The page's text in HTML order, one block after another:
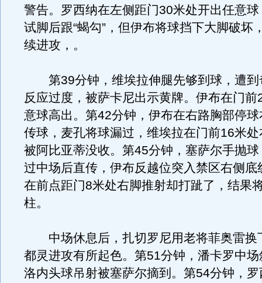
警告。罗西纳在左侧距门30米处开出任意
试脚后跟“蝎勾”，但伊布将球挡下大脚破坏
续进攻，。
第39分钟，维埃拉伸腿先够到球，遭到
反应过度，被萨卡尼出示黄牌。伊布在门前
意球高出。第42分钟，伊布在右路胸部停
传球，麦孔将球漏过，维埃拉在门前16米
被阿比亚蒂没收。第45分钟，塞萨尔手抛
过中场后直传，伊布反越位突入禁区右侧底
在前点距门8米处右脚推射却打跐了，结果
柱。
中场休息后，扎切罗尼用老将菲奥雷换
都灵进攻有所起色。第51分钟，潘卡罗中
洛内头球吊射被塞萨尔摘到。第54分钟，